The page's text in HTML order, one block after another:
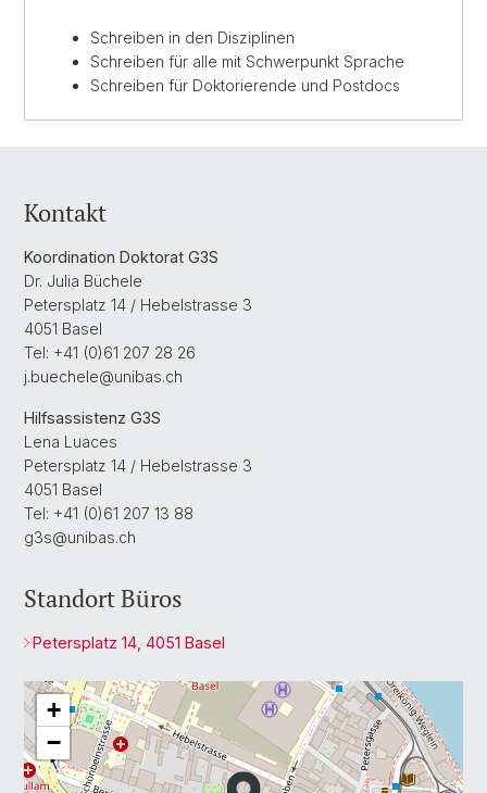
Schreiben in den Disziplinen
Schreiben für alle mit Schwerpunkt Sprache
Schreiben für Doktorierende und Postdocs
Kontakt
Koordination Doktorat G3S
Dr. Julia Büchele
Petersplatz 14 / Hebelstrasse 3
4051 Basel
Tel: +41 (0)61 207 28 26
j.buechele@unibas.ch
Hilfsassistenz G3S
Lena Luaces
Petersplatz 14 / Hebelstrasse 3
4051 Basel
Tel: +41 (0)61 207 13 88
g3s@unibas.ch
Standort Büros
Petersplatz 14, 4051 Basel
+
−